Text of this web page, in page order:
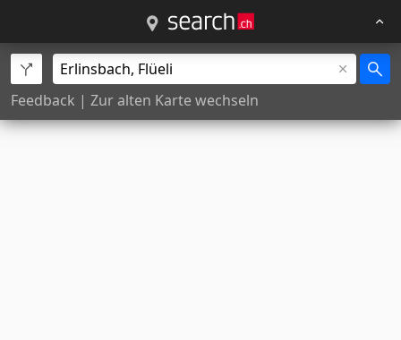
Feedback | Zur alten Karte wechseln